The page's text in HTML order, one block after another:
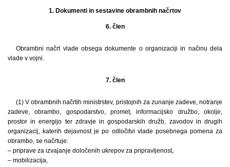
1. Dokumenti in sestavine obrambnih načrtov
6. člen
Obrambni načrt vlade obsega dokumente o organizaciji in načinu dela
vlade v vojni.
7. člen
(1) V obrambnih načrtih ministrstev, pristojnih za zunanje zadeve, notranje
zadeve, obrambo, gospodarstvo, promet, informacijsko družbo, okolje,
prostor in energijo ter zdravje in gospodarskih družb, zavodov in drugih
organizacij, katerih dejavnost je po odločitvi vlade posebnega pomena za
obrambo, se načrtuje:
– priprave za izvajanje določenih ukrepov za pripravljenost,
– mobilizacija,